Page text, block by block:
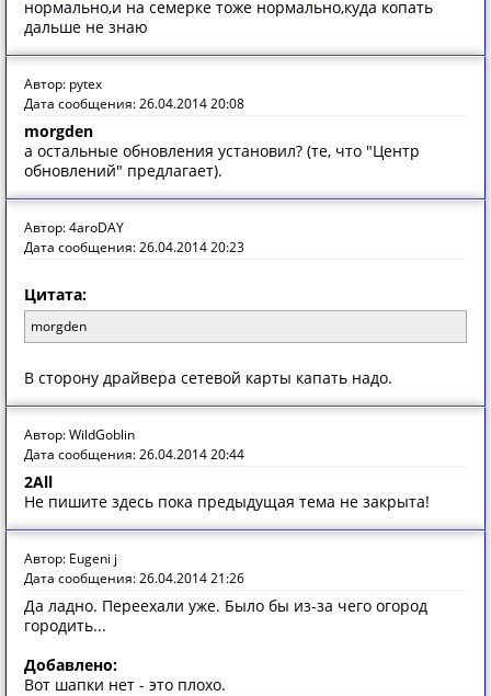
нормально,и на семерке тоже нормально,куда копать
дальше не знаю
Автор: pytex
Дата сообщения: 26.04.2014 20:08
morgden
а остальные обновления установил? (те, что "Центр
обновлений" предлагает).
Автор: 4aroDAY
Дата сообщения: 26.04.2014 20:23
Цитата:
morgden
В сторону драйвера сетевой карты капать надо.
Автор: WildGoblin
Дата сообщения: 26.04.2014 20:44
2All
Не пишите здесь пока предыдущая тема не закрыта!
Автор: Eugeni j
Дата сообщения: 26.04.2014 21:26
Да ладно. Переехали уже. Было бы из-за чего огород
городить...
Добавлено:
Вот шапки нет - это плохо.